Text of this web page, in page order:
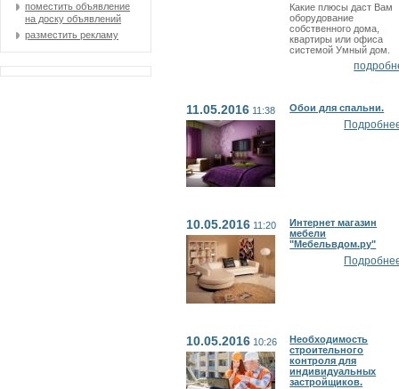
поместить объявление
на доску объявлений
разместить рекламу
Какие плюсы даст Вам
оборудование
собственного дома,
квартиры или офиса
системой Умный дом.
11.05.2016 11:38 Обои для спальни.
10.05.2016 11:20
Интернет магазин
мебели
"Мебельвдом.ру"
10.05.2016 10:26
Необходимость
строительного
контроля для
индивидуальных
застройщиков.